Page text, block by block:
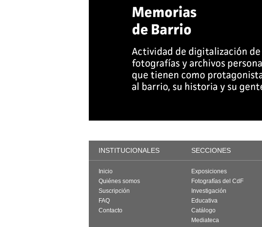
INSTITUCIONALES SECCIONES
Inicio
Quiénes somos
Suscripción
FAQ
Contacto
Exposiciones
Fotografías del CdF
Investigación
Educativa
Catálogo
Mediateca